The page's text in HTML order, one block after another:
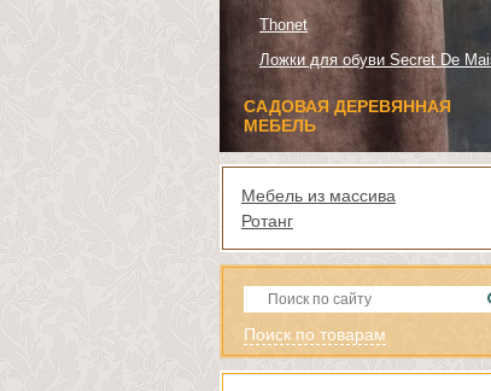
Thonet
Ложки для обуви Secret De
САДОВАЯ ДЕРЕВЯННАЯ
МЕБЕЛЬ
Мебель из массива
Ротанг
Поиск по товарам